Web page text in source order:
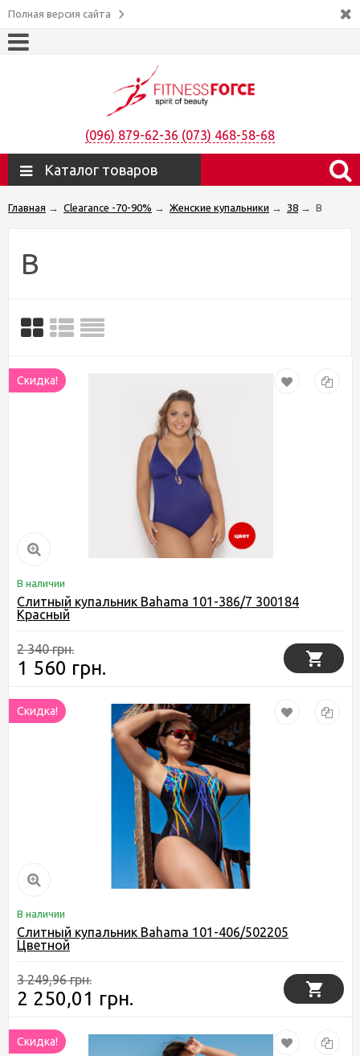
Полная версия сайта
(096) 879-62-36 (073) 468-58-68
Каталог товаров
Главная → Clearance -70-90% → Женские купальники → 38 → B
B
Скидка!
В наличии
Слитный купальник Bahama 101-386/7 300184
Красный
2 340 грн.
1 560 грн.
Скидка!
В наличии
Слитный купальник Bahama 101-406/502205
Цветной
3 249,96 грн.
2 250,01 грн.
Скидка!